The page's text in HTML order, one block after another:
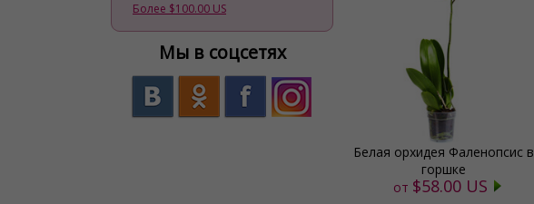
Более $100.00 US
Мы в соцсетях
Белая орхидея Фаленопсис в
горшке
от $58.00 US